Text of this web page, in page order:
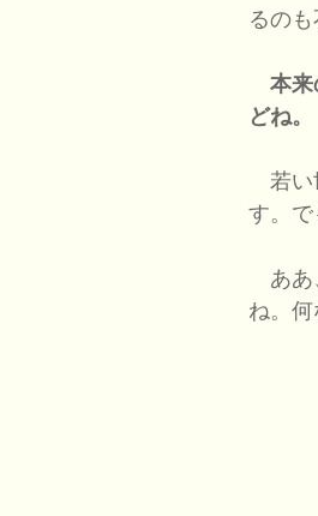
るのも
本来
どね。
若い
す。で
ああ
ね。何